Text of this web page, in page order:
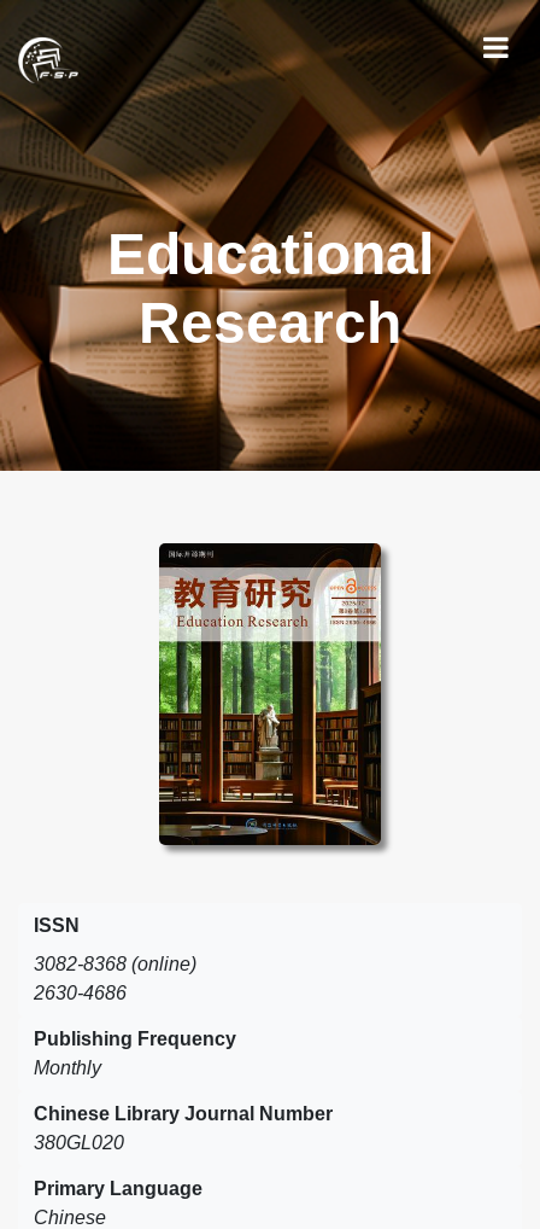
Educational
Research
ISSN
3082-8368 (online)
2630-4686
Publishing Frequency
Monthly
Chinese Library Journal Number
380GL020
Primary Language
Chinese